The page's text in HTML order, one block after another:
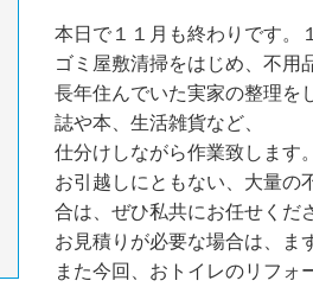
本日で１１月も終わりです。
ゴミ屋敷清掃をはじめ、不用
長年住んでいた実家の整理を
誌や本、生活雑貨など、
仕分けしながら作業致します
お引越しにともない、大量の
合は、ぜひ私共にお任せくだ
お見積りが必要な場合は、ま
また今回、おトイレのリフォ